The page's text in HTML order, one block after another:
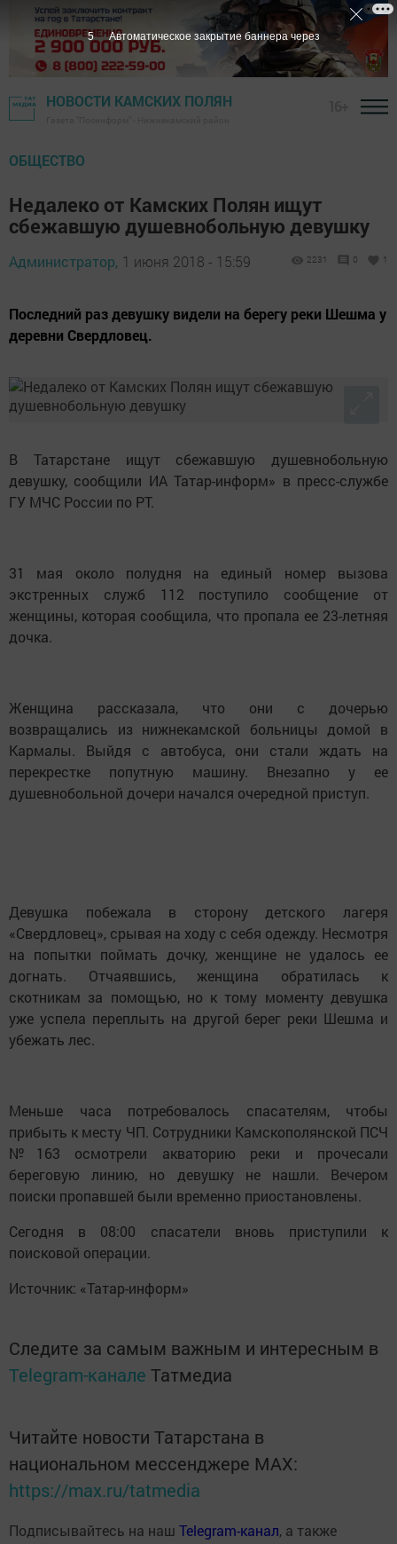
НОВОСТИ КАМСКИХ ПОЛЯН
ОБЩЕСТВО
Недалеко от Камских Полян ищут
сбежавшую душевнобольную девушку
Администратор, 1 июня 2018 - 15:59 2231 0 1
Последний раз девушку видели на берегу реки Шешма у
деревни Свердловец.
В Татарстане ищут сбежавшую душевнобольную
девушку, сообщили ИА Татар-информ» в пресс-службе
ГУ МЧС России по РТ.
31 мая около полудня на единый номер вызова
экстренных служб 112 поступило сообщение от
женщины, которая сообщила, что пропала ее 23-летняя
дочка.
Женщина рассказала, что они с дочерью
возвращались из нижнекамской больницы домой в
Кармалы. Выйдя с автобуса, они стали ждать на
перекрестке попутную машину. Внезапно у ее
душевнобольной дочери начался очередной приступ.
Девушка побежала в сторону детского лагеря
«Свердловец», срывая на ходу с себя одежду. Несмотря
на попытки поймать дочку, женщине не удалось ее
догнать. Отчаявшись, женщина обратилась к
скотникам за помощью, но к тому моменту девушка
уже успела переплыть на другой берег реки Шешма и
убежать лес.
Меньше часа потребовалось спасателям, чтобы
прибыть к месту ЧП. Сотрудники Камскополянской ПСЧ
№163 осмотрели акваторию реки и прочесали
береговую линию, но девушку не нашли. Вечером
поиски пропавшей были временно приостановлены.
Сегодня в 08:00 спасатели вновь приступили к
поисковой операции.
Источник: «Татар-информ»
Следите за самым важным и интересным в
Telegram-канале Татмедиа
Читайте новости Татарстана в
национальном мессенджере MАХ:
https://max.ru/tatmedia
Подписывайтесь на наш Telegram-канал, а также
4 Автоматическое закрытие баннера через